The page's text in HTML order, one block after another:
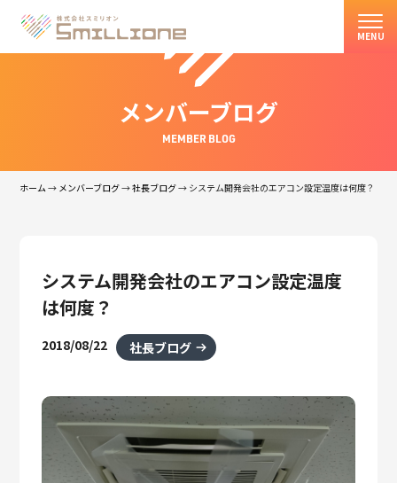
MENU
メンバーブログ
MEMBER BLOG
ホーム→ メンバーブログ→社長ブログ→ システム開発会社のエアコン設定温度は何度？
システム開発会社のエアコン設定温度
は何度？
2018/08/22 社長ブログ